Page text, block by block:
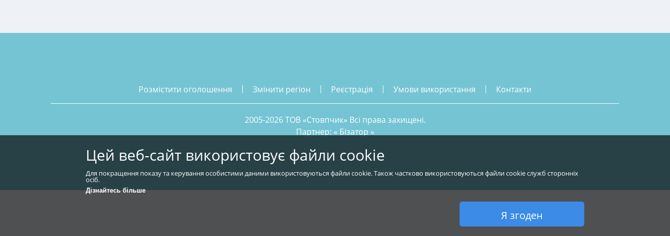
розмістити оголошення змінити регіон реєстрація умови використання контакти
2005-2026 ТОВ «Стовпчик» Всі права захищені.
Партнер: « Бізатор »
Цей веб-сайт використовує файли cookie
Для покращення показу та керування особистими даними використовуються файли cookie. Також частково використовуються файли cookie служб сторонніх
осіб.
Дізнайтесь більше
Я згоден